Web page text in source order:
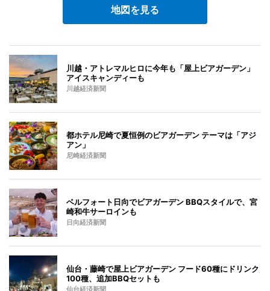
地図を見る
川越・アトレマルヒロに今年も「屋上ビアガーデン」
アイスキャンディーも
川越経済新聞
都ホテル尼崎で夏恒例のビアガーデン テーマは「アジ
アン」
尼崎経済新聞
ベルフォート日向でビアガーデン BBQスタイルで、宮
崎和牛サーロインも
日向経済新聞
仙台・藤崎で屋上ビアガーデン フード60種にドリンク
100種、追加BBQセットも